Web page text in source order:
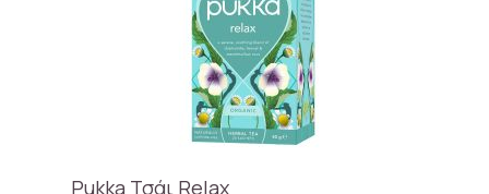
Pukka Τσάι Relax